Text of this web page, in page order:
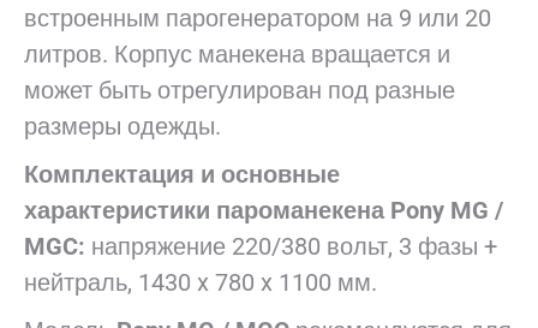
встроенным парогенератором на 9 или 20
литров. Корпус манекена вращается и
может быть отрегулирован под разные
размеры одежды.
Комплектация и основные
характеристики пароманекена Pony MG /
MGC: напряжение 220/380 вольт, 3 фазы +
нейтраль, 1430 x 780 x 1100 мм.